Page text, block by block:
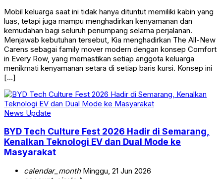
Mobil keluarga saat ini tidak hanya dituntut memiliki kabin yang
luas, tetapi juga mampu menghadirkan kenyamanan dan
kemudahan bagi seluruh penumpang selama perjalanan.
Menjawab kebutuhan tersebut, Kia menghadirkan The All-New
Carens sebagai family mover modern dengan konsep Comfort
in Every Row, yang memastikan setiap anggota keluarga
menikmati kenyamanan setara di setiap baris kursi. Konsep ini
[…]
News Update
BYD Tech Culture Fest 2026 Hadir di Semarang,
Kenalkan Teknologi EV dan Dual Mode ke
Masyarakat
calendar_monthMinggu, 21 Jun 2026